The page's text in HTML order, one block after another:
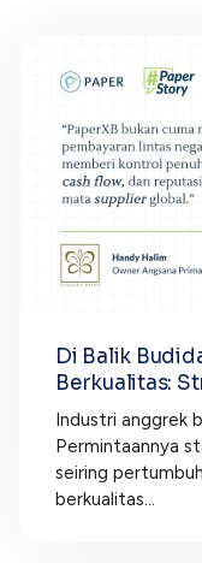
Di Balik
Berkualitas:
Industri anggrek
Permintaannya
seiring
berkualitas...